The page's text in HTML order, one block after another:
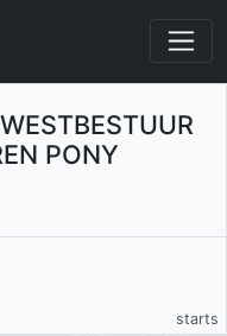
PONY
starts